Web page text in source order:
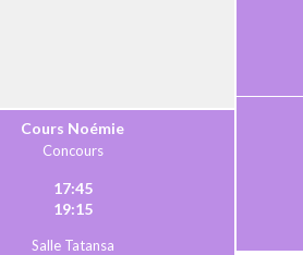
Cours Noémie
Concours
17:45
19:15
Salle Tatansa